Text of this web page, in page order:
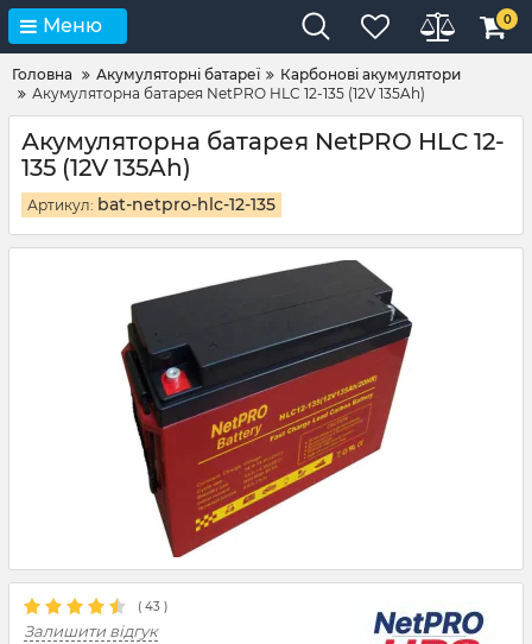
Меню 0
Головна Акумуляторні батареї
Карбонові акумулятори
Акумуляторна батарея NetPRO HLC 12-135 (12V 135Ah)
Акумуляторна батарея NetPRO HLC 12-
135 (12V 135Ah)
Артикул: bat-netpro-hlc-12-135
( 43 )
Залишити відгук